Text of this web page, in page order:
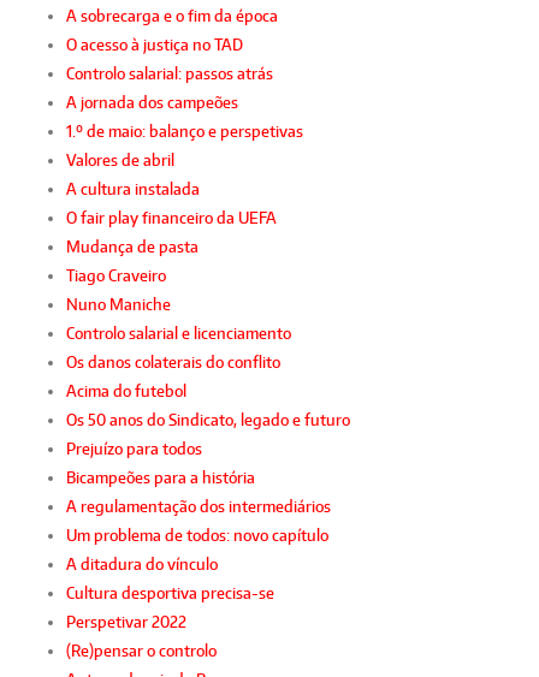
A sobrecarga e o fim da época
O acesso à justiça no TAD
Controlo salarial: passos atrás
A jornada dos campeões
1.º de maio: balanço e perspetivas
Valores de abril
A cultura instalada
O fair play financeiro da UEFA
Mudança de pasta
Tiago Craveiro
Nuno Maniche
Controlo salarial e licenciamento
Os danos colaterais do conflito
Acima do futebol
Os 50 anos do Sindicato, legado e futuro
Prejuízo para todos
Bicampeões para a história
A regulamentação dos intermediários
Um problema de todos: novo capítulo
A ditadura do vínculo
Cultura desportiva precisa-se
Perspetivar 2022
(Re)pensar o controlo